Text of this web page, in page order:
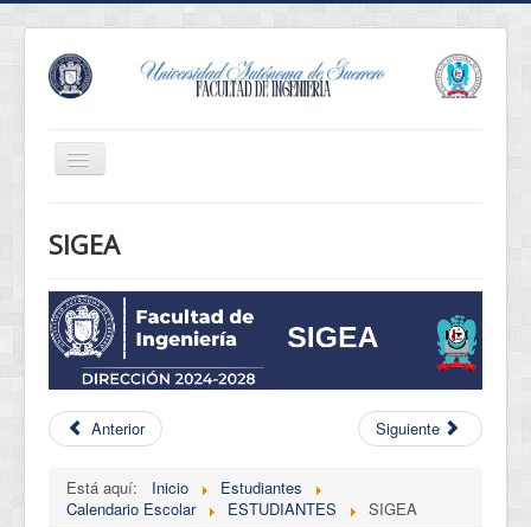
Cambiar
navegación
Eventos
Conócenos
Oferta Educativa
Estudiantes
Egresados
Servicios
SIGEA
Anterior Siguiente
Está aquí: Inicio
Estudiantes
Calendario Escolar
ESTUDIANTES SIGEA